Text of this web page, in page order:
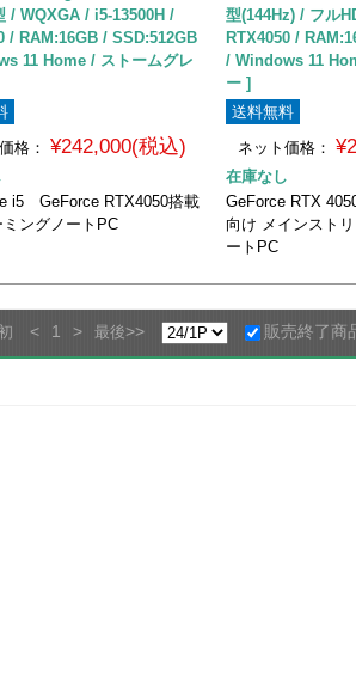
WQXGA / i5-13500H /
/ RAM:16GB / SSD:512GB
11 Home / ストームグレ
格： ¥242,000(税込)
i5 GeForce RTX4050搭載
ミングノートPC
型(144Hz) / フル
RTX4050 /
/ Windows 11
ー ]
送料無料
ネット価格：
在庫なし
GeForce RTX
向け メインスト
ートPC
< 1 > 最後>> 販売終了商